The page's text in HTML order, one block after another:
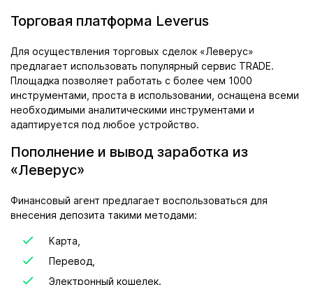
Торговая платформа Leverus
Для осуществления торговых сделок «Леверус»
предлагает использовать популярный сервис TRADE.
Площадка позволяет работать с более чем 1000
инструментами, проста в использовании, оснащена всеми
необходимыми аналитическими инструментами и
адаптируется под любое устройство.
Пополнение и вывод заработка из
«Леверус»
Финансовый агент предлагает воспользоваться для
внесения депозита такими методами:
Карта,
Перевод,
Электронный кошелек.